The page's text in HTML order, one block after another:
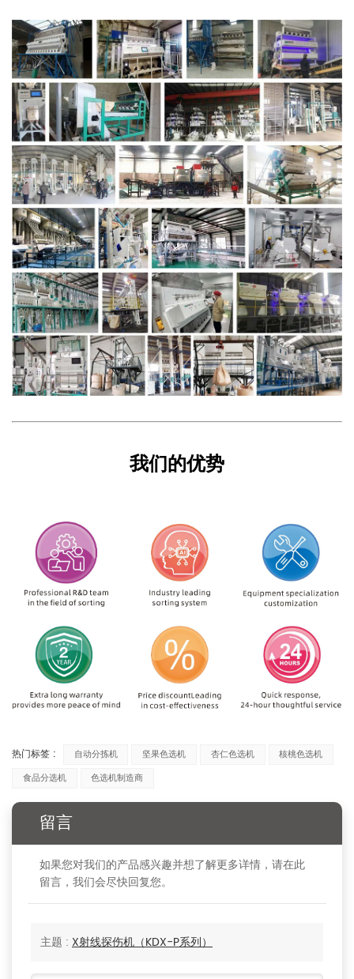
我们的优势
热门标签 : 自动分拣机 坚果色选机 杏仁色选机
核桃色选机
食品分选机
色选机制造商
留言
如果您对我们的产品感兴趣并想了解更多详情，请在此
留言，我们会尽快回复您。
主题 : X射线探伤机（KDX-P系列）